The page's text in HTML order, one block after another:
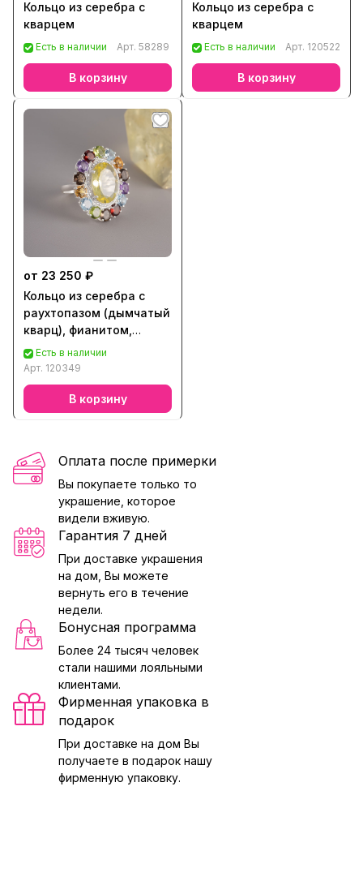
Кольцо из серебра с
кварцем
Есть в наличии Арт. 58289
В корзину
Кольцо из серебра с
кварцем
Есть в наличии Арт. 120522
В корзину
от 23 250 ₽
Кольцо из серебра с
раухтопазом (дымчатый
кварц), фианитом,
аметистом, топазом,
кварцем, хризолитом,
цитрином
Есть в наличии
Арт. 120349
В корзину
Оплата после примерки
Вы покупаете только то
украшение, которое
видели вживую.
Гарантия 7 дней
При доставке украшения
на дом, Вы можете
вернуть его в течение
недели.
Бонусная программа
Более 24 тысяч человек
стали нашими лояльными
клиентами.
Фирменная упаковка в
подарок
При доставке на дом Вы
получаете в подарок нашу
фирменную упаковку.